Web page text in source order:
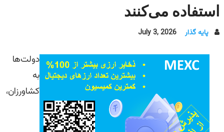
استفاده می‌کنند
پایه گذار July 3, 2026
دولت‌ها
به
کشاورزان،